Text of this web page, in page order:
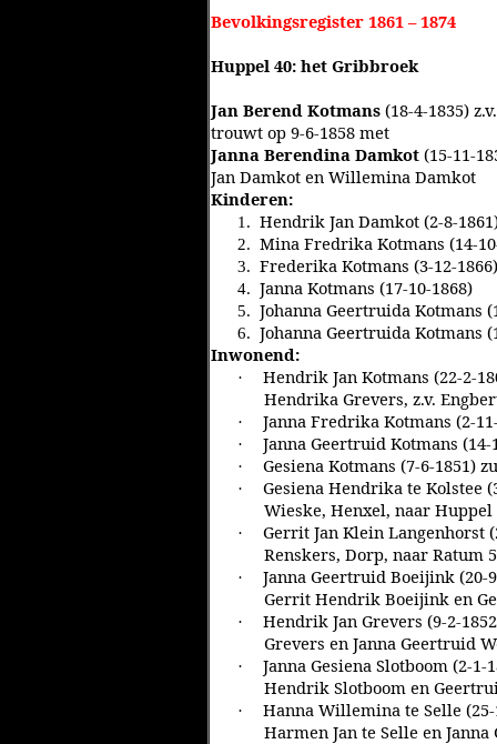
Bevolkingsregister 1861 – 1874
Huppel 40: het Gribbroek
Jan Berend Kotmans(18-4-1835)
trouwt op 9-6-1858 met
Janna Berendina Damkot(15-11-
Jan Damkot en Willemina Damkot
Kinderen:
1. Hendrik Jan Damkot (2-8-
2. Mina Fredrika Kotmans (14-
3. Frederika Kotmans (3-12-1866)
4. Janna Kotmans (17-10-1868)
5. Johanna Geertruida Kotmans
6. Johanna Geertruida Kotmans
Inwonend:
·
Hendrik Jan Kotmans (22-2-
Hendrika Grevers, z.v.
· Janna Fredrika Kotmans (2-
· Janna Geertruid Kotmans
· Gesiena Kotmans (7-6-1851)
·
Gesiena Hendrika te Kolstee
Wieske, Henxel, naar Huppel
·
Gerrit Jan Klein Langenhorst
Renskers, Dorp, naar Ratum
·
Janna Geertruid Boeijink
Gerrit Hendrik Boeijink en
·
Hendrik Jan Grevers (9-2-
Grevers en Janna Geertruid
·
Janna Gesiena Slotboom (2-
Hendrik Slotboom en
·
Hanna Willemina te Selle (25-
Harmen Jan te Selle en